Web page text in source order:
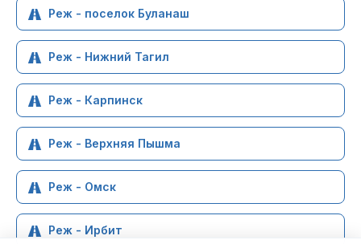
Реж - поселок Буланаш
Реж - Нижний Тагил
Реж - Карпинск
Реж - Верхняя Пышма
Реж - Омск
Реж - Ирбит